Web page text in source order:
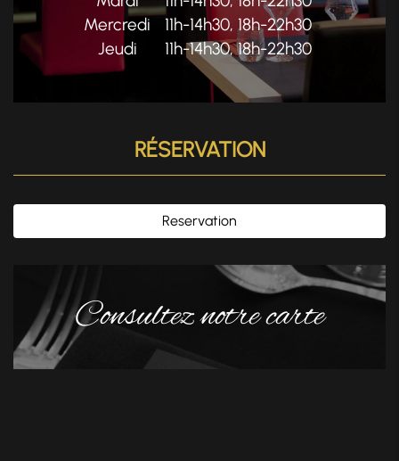
Mercredi
11h-14h30, 18h-22h30
Jeudi
11h-14h30, 18h-22h30
RÉSERVATION
Reservation
Consultez notre carte